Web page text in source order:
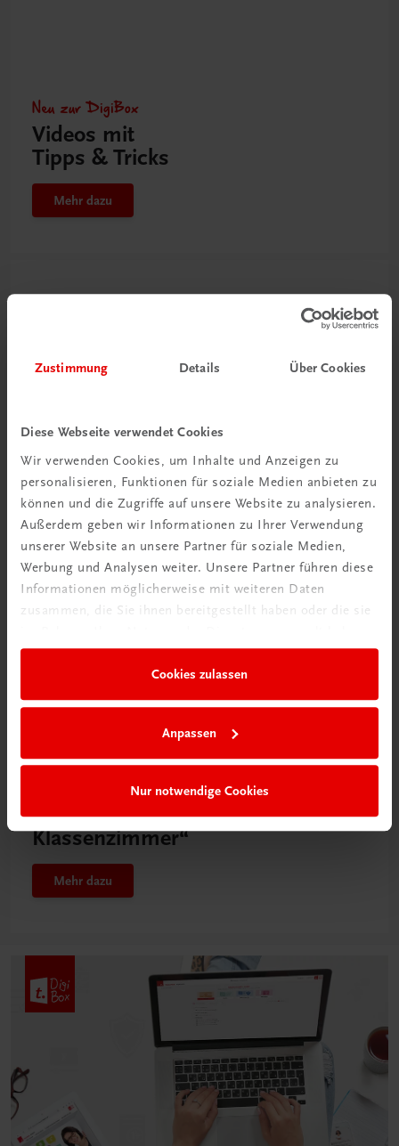
Zustimmung Details Über Cookies
Diese Webseite verwendet Cookies
Wir verwenden Cookies, um Inhalte und Anzeigen zu
personalisieren, Funktionen für soziale Medien anbieten zu
können und die Zugriffe auf unsere Website zu analysieren.
Außerdem geben wir Informationen zu Ihrer Verwendung
unserer Website an unsere Partner für soziale Medien,
Werbung und Analysen weiter. Unsere Partner führen diese
Informationen möglicherweise mit weiteren Daten
zusammen, die Sie ihnen bereitgestellt haben oder die sie
Cookies zulassen
Anpassen
Nur notwendige Cookies
Neu zur DigiBox
Videos mit
Tipps & Tricks
Mehr dazu
Schon entdeckt?
Ratgeber Schulpraxis
Mehr dazu
Neu in der DigiBox
Das „Digitale
Klassenzimmer“
Mehr dazu